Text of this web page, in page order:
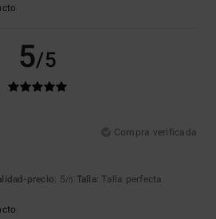
5/5
Compra verificada
precio: 5/5 Talla: Talla perfecta